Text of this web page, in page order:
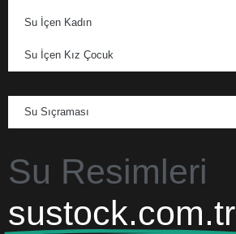
Su İçen Kadın
Su İçen Kız Çocuk
Su Sıçraması
Su Resimleri
sustock.com.tr